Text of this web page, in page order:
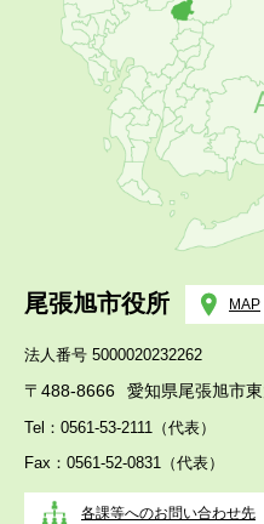
尾張旭市役所 MAP
法人番号 5000020232262
〒488-8666 愛知県尾張旭市
Tel：0561-53-2111（代表）
Fax：0561-52-0831（代表）
各課等へのお問い合わせ先